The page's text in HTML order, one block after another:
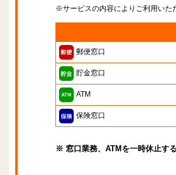
※サービスの内容によりご利用いた
郵便窓口
貯金窓口
ATM
保険窓口
※ 窓口業務、ATMを一時休止す